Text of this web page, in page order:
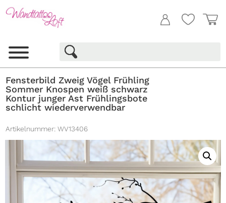
Fensterbild Zweig Vögel Frühling
Sommer Knospen weiß schwarz
Kontur junger Ast Frühlingsbote
schlicht wiederverwendbar
Artikelnummer: WV13406